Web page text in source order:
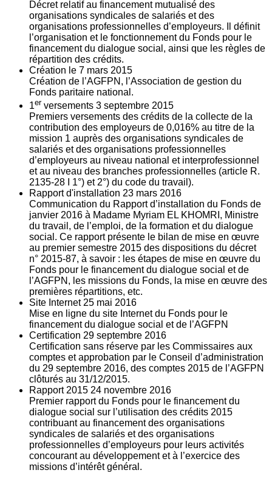
Décret relatif au financement mutualisé des
organisations syndicales de salariés et des
organisations professionnelles d’employeurs. Il définit
l’organisation et le fonctionnement du Fonds pour le
financement du dialogue social, ainsi que les règles de
répartition des crédits.
Création le 7 mars 2015
Création de l’AGFPN, l’Association de gestion du
Fonds paritaire national.
1er versements 3 septembre 2015
Premiers versements des crédits de la collecte de la
contribution des employeurs de 0,016% au titre de la
mission 1 auprès des organisations syndicales de
salariés et des organisations professionnelles
d’employeurs au niveau national et interprofessionnel
et au niveau des branches professionnelles (article R.
2135‐28 I 1°) et 2°) du code du travail).
Rapport d'installation 23 mars 2016
Communication du Rapport d’installation du Fonds de
janvier 2016 à Madame Myriam EL KHOMRI, Ministre
du travail, de l’emploi, de la formation et du dialogue
social. Ce rapport présente le bilan de mise en œuvre
au premier semestre 2015 des dispositions du décret
n° 2015-87, à savoir : les étapes de mise en œuvre du
Fonds pour le financement du dialogue social et de
l’AGFPN, les missions du Fonds, la mise en œuvre des
premières répartitions, etc.
Site Internet 25 mai 2016
Mise en ligne du site Internet du Fonds pour le
financement du dialogue social et de l’AGFPN
Certification 29 septembre 2016
Certification sans réserve par les Commissaires aux
comptes et approbation par le Conseil d’administration
du 29 septembre 2016, des comptes 2015 de l’AGFPN
clôturés au 31/12/2015.
Rapport 2015 24 novembre 2016
Premier rapport du Fonds pour le financement du
dialogue social sur l’utilisation des crédits 2015
contribuant au financement des organisations
syndicales de salariés et des organisations
professionnelles d’employeurs pour leurs activités
concourant au développement et à l’exercice des
missions d’intérêt général.